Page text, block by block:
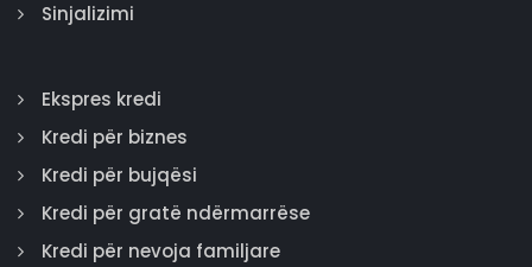
Sinjalizimi
Ekspres kredi
Kredi për biznes
Kredi për bujqësi
Kredi për gratë ndërmarrëse
Kredi për nevoja familjare